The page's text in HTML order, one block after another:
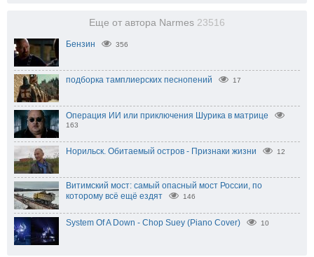
Еще от автора Narmes 23516
Бензин 356
подборка тамплиерских песнопений 17
Операция ИИ или приключения Шурика в матрице
163
Норильск. Обитаемый остров - Признаки жизни 12
Витимский мост: самый опасный мост России, по
которому всё ещё ездят
146
System Of A Down - Chop Suey (Piano Cover) 10